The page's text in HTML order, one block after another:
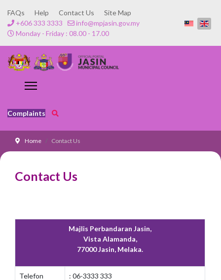
FAQs Help Contact Us
Site Map
+606 333 3333
info@mpjasin.gov.my
Monday - Friday : 08.00 - 17.00
Complaints
Home Contact Us
Contact Us
Majlis Perbandaran Jasin,
Vista Alamanda,
77000 Jasin, Melaka.
Telefon : 06-3333 333